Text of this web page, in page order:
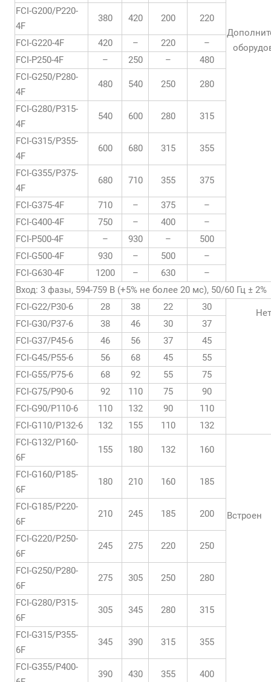
FCI-G200/P220-
4F
380 420 200 220
FCI-G220-4F 420 – 220
–
FCI-P250-4F
– 250 –
480
FCI-G250/P280-
4F
480 540 250 280
FCI-G280/P315-
4F
540 600 280 315
FCI-G315/P355-
4F
600 680 315 355
FCI-G355/P375-
4F
680 710 355 375
FCI-G375-4F 710 – 375
–
FCI-G400-4F
750 – 400
–
FCI-P500-4F
– 930 –
500
FCI-G500-4F
930 – 500
–
FCI-G630-4F
1200 – 630
–
Вход: 3 фазы, 594-759 В (+5% не более 20 мс), 50/60 Гц ± 2%
FCI-G22/P30-6
28 38 22 30
Нет
FCI-G30/P37-6
38 46 30
37
FCI-G37/P45-6
46 56 37
45
FCI-G45/P55-6
56 68 45
55
FCI-G55/P75-6
68 92 55
75
FCI-G75/P90-6
92 110 75
90
FCI-G90/P110-6
110 132 90
110
FCI-G110/P132-6
132 155 110
132
FCI-G132/P160-
6F
155 180 132 160
Встроен
FCI-G160/P185-
6F
180 210 160 185
FCI-G185/P220-
6F
210 245 185 200
FCI-G220/P250-
6F
245 275 220 250
FCI-G250/P280-
6F
275 305 250 280
FCI-G280/P315-
6F
305 345 280 315
FCI-G315/P355-
6F
345 390 315 355
FCI-G355/P400-
390 430 355 400